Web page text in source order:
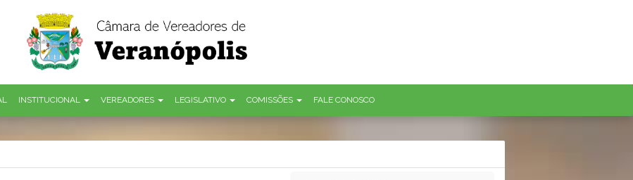
INSTITUCIONAL VEREADORES LEGISLATIVO COMISSÕES FALE CONOSCO